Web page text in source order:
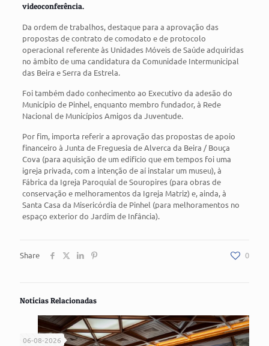
videoconferência.
Da ordem de trabalhos, destaque para a aprovação das
propostas de contrato de comodato e de protocolo
operacional referente às Unidades Móveis de Saúde adquiridas
no âmbito de uma candidatura da Comunidade Intermunicipal
das Beira e Serra da Estrela.
Foi também dado conhecimento ao Executivo da adesão do
Município de Pinhel, enquanto membro fundador, à Rede
Nacional de Municípios Amigos da Juventude.
Por fim, importa referir a aprovação das propostas de apoio
financeiro à Junta de Freguesia de Alverca da Beira / Bouça
Cova (para aquisição de um edifício que em tempos foi uma
igreja privada, com a intenção de aí instalar um museu), à
Fábrica da Igreja Paroquial de Souropires (para obras de
conservação e melhoramentos da Igreja Matriz) e, ainda, à
Santa Casa da Misericórdia de Pinhel (para melhoramentos no
espaço exterior do Jardim de Infância).
Share 0
Notícias Relacionadas
06-08-2026